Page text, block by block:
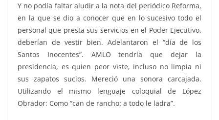
Y no podía faltar aludir a la nota del periódico Reforma,
en la que se dio a conocer que en lo sucesivo todo el
personal que presta sus servicios en el Poder Ejecutivo,
deberían de vestir bien. Adelantaron el “día de los
Santos Inocentes”. AMLO tendría que dejar la
presidencia, es quien peor viste, incluso no limpia ni
sus zapatos sucios. Mereció una sonora carcajada.
Utilizando el mismo lenguaje coloquial de López
Obrador: Como “can de rancho: a todo le ladra”.